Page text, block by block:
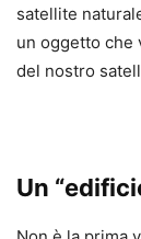
satellite
un oggetto che
del nostro
Un